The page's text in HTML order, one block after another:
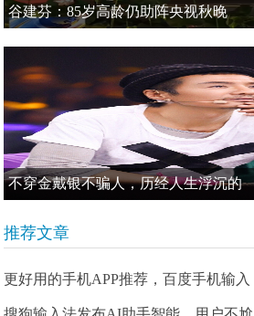
谷建芬：85岁高龄仍助阵央视秋晚
不穿金戴银不骗人，历经人生浮沉的
推荐文章
更好用的手机APP推荐，百度手机输入